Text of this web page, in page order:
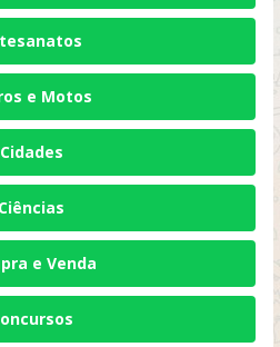
e Motos
Cidades
Ciências
e Venda